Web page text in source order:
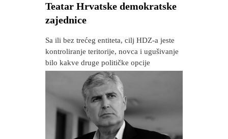
Teatar Hrvatske demokratske
zajednice
Sa ili bez trećeg entiteta, cilj HDZ-a jeste
kontroliranje teritorije, novca i ugušivanje
bilo kakve druge političke opcije